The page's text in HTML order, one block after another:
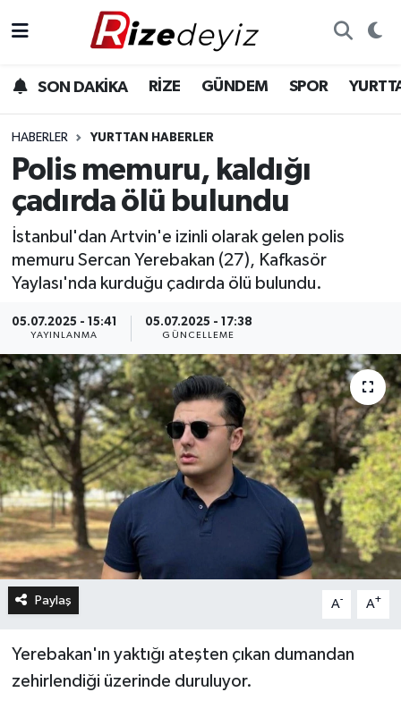
SON DAKİKA RİZE GÜNDEM SPOR
HABERLER YURTTAN HABERLER
Polis memuru, kaldığı
çadırda ölü bulundu
İstanbul'dan Artvin'e izinli olarak gelen polis
memuru Sercan Yerebakan (27), Kafkasör
Yaylası'nda kurduğu çadırda ölü bulundu.
05.07.2025 - 15:41
YAYINLANMA
05.07.2025 - 17:38
GÜNCELLEME
Paylaş A- A+
Yerebakan'ın yaktığı ateşten çıkan dumandan
zehirlendiği üzerinde duruluyor.
Gündem
Yurttan Haberler
Ekonomi
Teknoloji
Rize Hava Durumu
Rize Trafik Yoğunluk Haritası
Süper Lig Puan Durumu ve Fikstür
Tüm Manşetler
Son Dakika Haberleri
Haber Arşivi